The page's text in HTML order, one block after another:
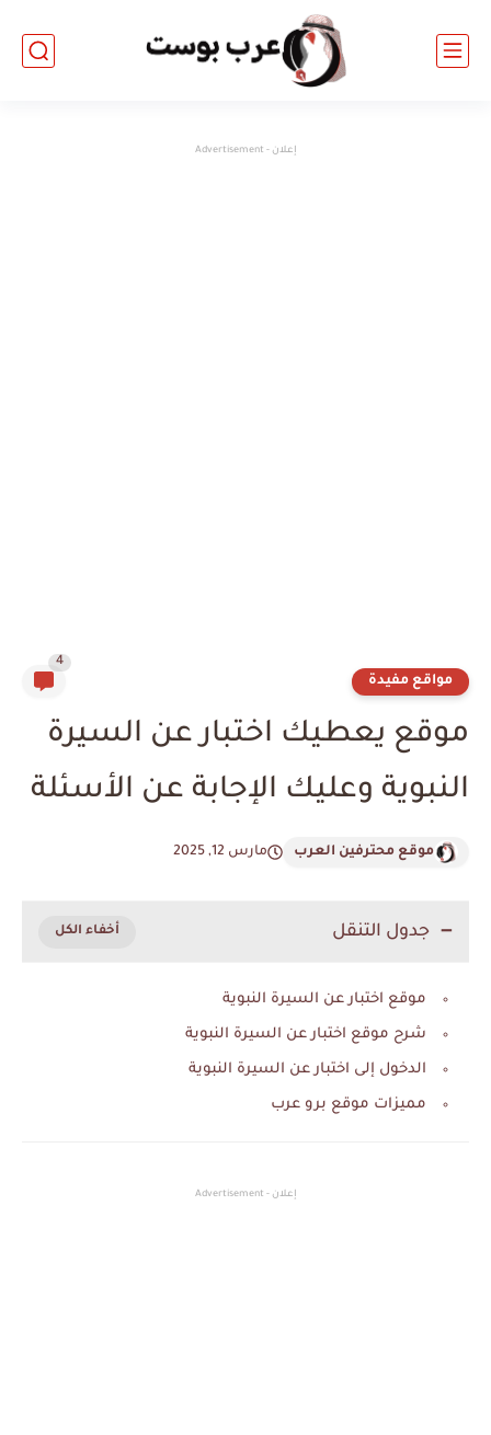
إعلان - Advertisement
مواقع مفيدة
4
موقع يعطيك اختبار عن السيرة
النبوية وعليك الإجابة عن الأسئلة
موقع محترفين العرب مارس 12, 2025
جدول التنقل
موقع اختبار عن السيرة النبوية
شرح موقع اختبار عن السيرة النبوية
الدخول إلى اختبار عن السيرة النبوية
مميزات موقع برو عرب
إعلان - Advertisement